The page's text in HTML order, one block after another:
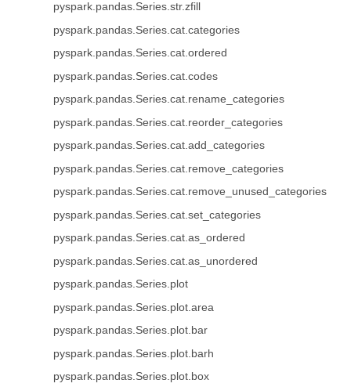
pyspark.pandas.Series.str.zfill
pyspark.pandas.Series.cat.categories
pyspark.pandas.Series.cat.ordered
pyspark.pandas.Series.cat.codes
pyspark.pandas.Series.cat.rename_categories
pyspark.pandas.Series.cat.reorder_categories
pyspark.pandas.Series.cat.add_categories
pyspark.pandas.Series.cat.remove_categories
pyspark.pandas.Series.cat.remove_unused_categories
pyspark.pandas.Series.cat.set_categories
pyspark.pandas.Series.cat.as_ordered
pyspark.pandas.Series.cat.as_unordered
pyspark.pandas.Series.plot
pyspark.pandas.Series.plot.area
pyspark.pandas.Series.plot.bar
pyspark.pandas.Series.plot.barh
pyspark.pandas.Series.plot.box